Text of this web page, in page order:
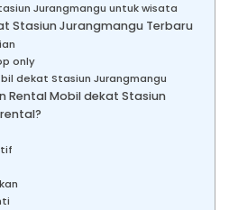
Jurangmangu untuk wisata
Stasiun Jurangmangu Terbaru
only
dekat Stasiun Jurangmangu
Rental Mobil dekat Stasiun